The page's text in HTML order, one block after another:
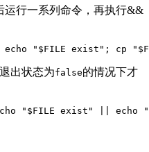
运行一系列命令，再执行&&
"$FILE exist"; cp
出状态为false的情况下才
"$FILE exist" || echo